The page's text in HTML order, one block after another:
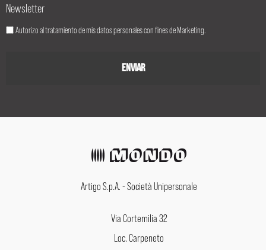
Newsletter
Autorizo al tratamiento de mis datos personales con fines de Marketing.
Artigo S.p.A. - Società Unipersonale
Via Cortemilia 32
Loc. Carpeneto